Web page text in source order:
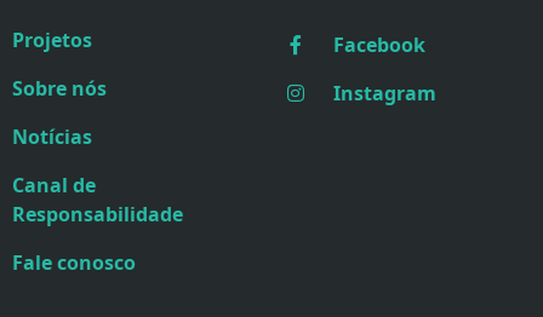
Projetos
Sobre nós
Notícias
Canal de
Responsabilidade
Fale conosco
Facebook
Instagram